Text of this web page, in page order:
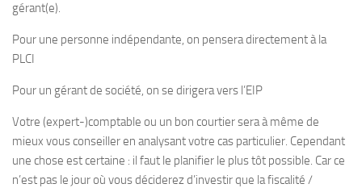
gérant(e).
Pour une personne indépendante, on pensera directement à la
PLCI
Pour un gérant de société, on se dirigera vers l’EIP
Votre (expert-)comptable ou un bon courtier sera à même de
mieux vous conseiller en analysant votre cas particulier. Cependant
une chose est certaine : il faut le planifier le plus tôt possible. Car ce
n’est pas le jour où vous déciderez d’investir que la fiscalité /